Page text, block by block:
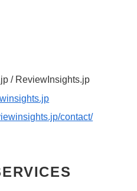
/ ReviewInsights.jp
contact/